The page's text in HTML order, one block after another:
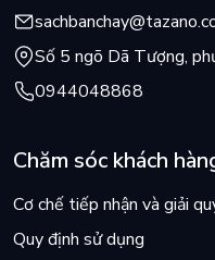
Số 5 ngõ Dã Tượng,
0944048868
Chăm sóc khách
Cơ chế tiếp nhận và giải
Quy định sử dụng